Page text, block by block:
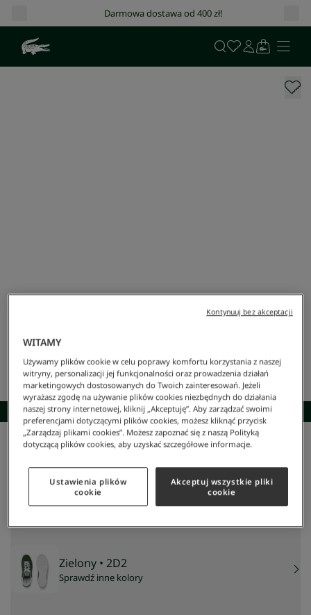
Darmowa dostawa od 400 zł!
SKOMPLETUJ STYLIZACJĘ
Lacoste/ Mężczyzna Obuwie /Sneakersy /Męskie Skórzane Sneakersy Baseshot
Męskie skórzane sneakersy Baseshot
NAJNIŻSZA CENA Z 30 DNI:
CENA REGULARNA: 549 zł -40%
Zielony • 2D2
Sprawdź inne kolory
WITAMY
Używamy plików cookie w celu poprawy komfortu korzystania z naszej
witryny, personalizacji jej funkcjonalności oraz prowadzenia działań
marketingowych dostosowanych do Twoich zainteresowań. Jeżeli
wyrażasz zgodę na używanie plików cookies niezbędnych do działania
naszej strony internetowej, kliknij „Akceptuję”. Aby zarządzać swoimi
preferencjami dotyczącymi plików cookies, możesz kliknąć przycisk
„Zarządzaj plikami cookies”. Możesz zapoznać się z naszą Polityką
dotyczącą plików cookies, aby uzyskać szczegółowe informacje.
Ustawienia plików
cookie
Akceptuj wszystkie pliki
cookie
Kontynuuj bez akceptacji